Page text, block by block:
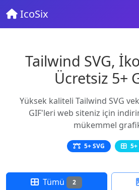
IcoSix
Tailwind SVG,
Ücretsiz 5+
Yüksek kaliteli Tailwind SVG
GIF'leri web siteniz için
mükemmel
5+ SVG
Tümü 2